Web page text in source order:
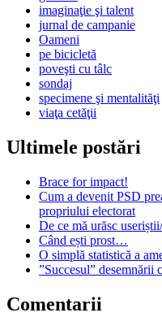
imaginaţie şi talent
jurnal de campanie
Oameni
pe bicicletă
poveşti cu tâlc
sondaj
specimene şi mentalităţi
viaţa cetăţii
Ultimele postări
Brace for impact!
Cum a devenit PSD
propriului electorat
De ce mă urăsc
Când ești prost…
O simplă statistică a
”Succesul” desemnării
Comentarii